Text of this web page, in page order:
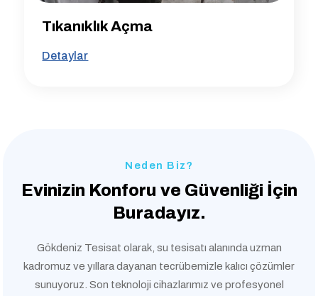
Tıkanıklık Açma
Detaylar
Neden Biz?
Evinizin Konforu ve Güvenliği İçin
Buradayız.
Gökdeniz Tesisat olarak, su tesisatı alanında uzman
kadromuz ve yıllara dayanan tecrübemizle kalıcı çözümler
sunuyoruz. Son teknoloji cihazlarımız ve profesyonel